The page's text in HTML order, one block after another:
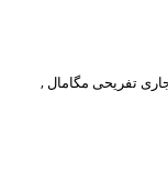
تجاری تفریحی مگامال ,